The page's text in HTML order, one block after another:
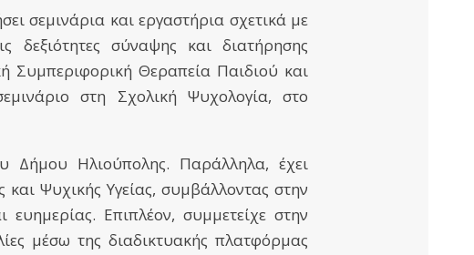
σεμινάρια και εργαστήρια σχετικά με
δεξιότητες σύναψης και διατήρησης
Συμπεριφορική Θεραπεία Παιδιού και
στη Σχολική Ψυχολογία, στο
Δήμου Ηλιούπολης. Παράλληλα, έχει
και Ψυχικής Υγείας, συμβάλλοντας στην
Επιπλέον, συμμετείχε στην
μέσω της διαδικτυακής πλατφόρμας